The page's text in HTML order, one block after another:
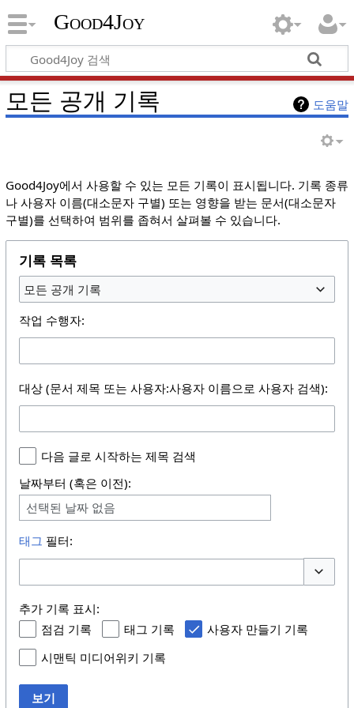
Good4Joy
도움말
모든 공개 기록
Good4Joy에서 사용할 수 있는 모든 기록이 표시됩니다. 기록 종류
나 사용자 이름(대소문자 구별) 또는 영향을 받는 문서(대소문자
구별)를 선택하여 범위를 좁혀서 살펴볼 수 있습니다.
기록 목록
모든 공개 기록
작업 수행자:
대상 (문서 제목 또는 사용자:사용자 이름으로 사용자 검색):
다음 글로 시작하는 제목 검색
날짜부터 (혹은 이전):
선택된 날짜 없음
태그 필터:
추가 기록 표시:
점검 기록
태그 기록
사용자 만들기 기록
시맨틱 미디어위키 기록
보기